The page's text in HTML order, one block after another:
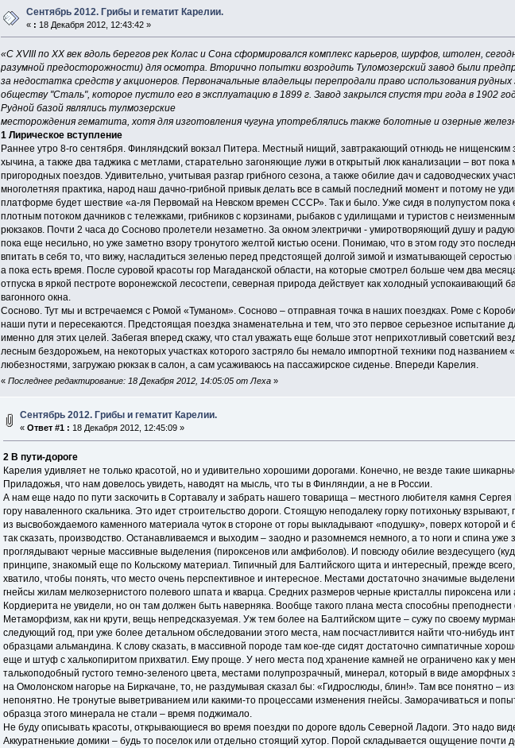
Сентябрь 2012. Грибы и гематит Карелии.
« : 18 Декабря 2012, 12:43:42 »
«С XVIII по XX век вдоль берегов рек Колас и Сона сформировался комплекс карьеров, шурфов, штолен,
разумной предосторожности) для осмотра. Вторично попытки возродить Туломозерский завод были
за недостатка средств у акционеров. Первоначальные владельцы перепродали право использования
обществу "Сталь", которое пустило его в эксплуатацию в 1899 г. Завод закрылся спустя три года в 1902
Рудной базой являлись тулмозерские
месторождения гематита, хотя для изготовления чугуна употреблялись также болотные и озерные
1 Лирическое вступление
Раннее утро 8-го сентября. Финляндский вокзал Питера. Местный нищий, завтракающий отнюдь не нищенским
хычина, а также два таджика с метлами, старательно загоняющие лужи в открытый люк канализации – вот
пригородных поездов. Удивительно, учитывая разгар грибного сезона, а также обилие дач и садоводческих
многолетняя практика, народ наш дачно-грибной привык делать все в самый последний момент и потому не
платформе будет шествие «а-ля Первомай на Невском времен СССР». Так и было. Уже сидя в полупустом пока
плотным потоком дачников с тележками, грибников с корзинами, рыбаков с удилищами и туристов с
рюкзаков. Почти 2 часа до Сосново пролетели незаметно. За окном электрички - умиротворяющий душу и
пока еще несильно, но уже заметно взору тронутого желтой кистью осени. Понимаю, что в этом году это
впитать в себя то, что вижу, насладиться зеленью перед предстоящей долгой зимой и изматывающей
а пока есть время. После суровой красоты гор Магаданской области, на которые смотрел больше чем два
отпуска в яркой пестроте воронежской лесостепи, северная природа действует как холодный успокаивающий
вагонного окна.
Сосново. Тут мы и встречаемся с Ромой «Туманом». Сосново – отправная точка в наших поездках. Роме с
наши пути и пересекаются. Предстоящая поездка знаменательна и тем, что это первое серьезное испытание
именно для этих целей. Забегая вперед скажу, что стал уважать еще больше этот неприхотливый советский
лесным бездорожьем, на некоторых участках которого застряло бы немало импортной техники под
любезностями, загружаю рюкзак в салон, а сам усаживаюсь на пассажирское сиденье. Впереди Карелия.
« Последнее редактирование: 18 Декабря 2012, 14:05:05 от Леха»
Сентябрь 2012. Грибы и гематит Карелии.
«Ответ #1 : 18 Декабря 2012, 12:45:09 »
2 В пути-дороге
Карелия удивляет не только красотой, но и удивительно хорошими дорогами. Конечно, не везде такие
Приладожья, что нам довелось увидеть, наводят на мысль, что ты в Финляндии, а не в России.
А нам еще надо по пути заскочить в Сортавалу и забрать нашего товарища – местного любителя камня
гору наваленного скальника. Это идет строительство дороги. Стоящую неподалеку горку потихоньку
из высвобождаемого каменного материала чуток в стороне от горы выкладывают «подушку», поверх которой и
так сказать, производство. Останавливаемся и выходим – заодно и разомнемся немного, а то ноги и спина уже
проглядывают черные массивные выделения (пироксенов или амфиболов). И повсюду обилие вездесущего
принципе, знакомый еще по Кольскому материал. Типичный для Балтийского щита и интересный, прежде
хватило, чтобы понять, что место очень перспективное и интересное. Местами достаточно значимые
гнейсы жилам мелкозернистого полевого шпата и кварца. Средних размеров черные кристаллы пироксена
Кордиерита не увидели, но он там должен быть наверняка. Вообще такого плана места способны
Метаморфизм, как ни крути, вещь непредсказуемая. Уж тем более на Балтийском щите – сужу по своему
следующий год, при уже более детальном обследовании этого места, нам посчастливится найти что-нибудь
образцами альмандина. К слову сказать, в массивной породе там кое-где сидят достаточно симпатичные
еще и штуф с халькопиритом прихватил. Ему проще. У него места под хранение камней не ограничено как у
талькоподобный густого темно-зеленого цвета, местами полупрозрачный, минерал, который в виде аморфных
на Омолонском нагорье на Биркачане, то, не раздумывая сказал бы: «Гидрослюды, блин!». Там все понятно –
непонятно. Не тронутые выветриванием или какими-то процессами изменения гнейсы. Заморачиваться и
образца этого минерала не стали – время поджимало.
Не буду описывать красоты, открывающиеся во время поездки по дороге вдоль Северной Ладоги. Это надо
Аккуратненькие домики – будь то поселок или отдельно стоящий хутор. Порой складывается ощущение почти